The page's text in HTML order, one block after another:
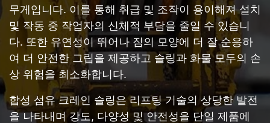
무게입니다. 이를 통해 취급 및 조작이 용이해져 설치
및 작동 중 작업자의 신체적 부담을 줄일 수 있습니
다. 또한 유연성이 뛰어나 짐의 모양에 더 잘 순응하
여 더 안전한 그립을 제공하고 슬링과 화물 모두의 손
상 위험을 최소화합니다.
합성 섬유 크레인 슬링은 리프팅 기술의 상당한 발전
을 나타내며 강도, 다양성 및 안전성을 단일 제품에